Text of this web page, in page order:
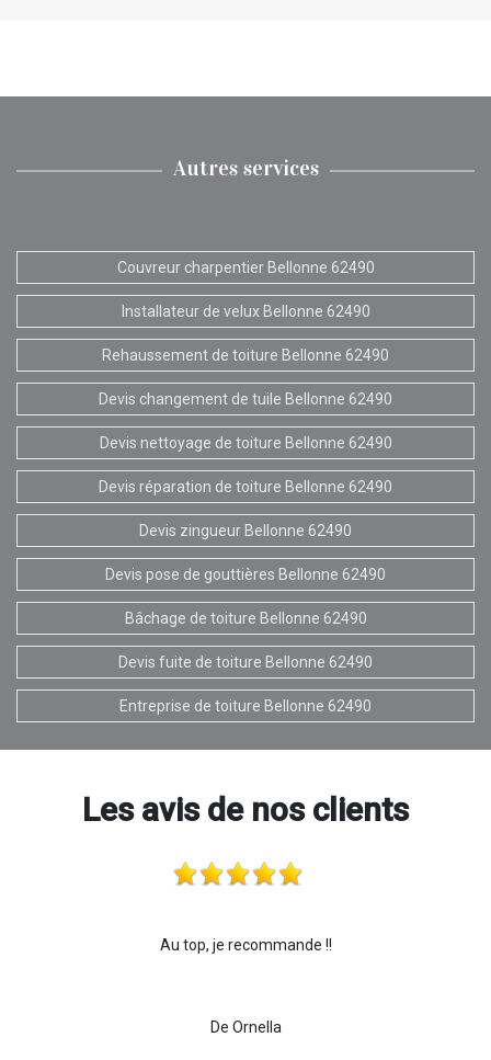
Autres services
Couvreur charpentier Bellonne 62490
Installateur de velux Bellonne 62490
Rehaussement de toiture Bellonne 62490
Devis changement de tuile Bellonne 62490
Devis nettoyage de toiture Bellonne 62490
Devis réparation de toiture Bellonne 62490
Devis zingueur Bellonne 62490
Devis pose de gouttières Bellonne 62490
Bâchage de toiture Bellonne 62490
Devis fuite de toiture Bellonne 62490
Entreprise de toiture Bellonne 62490
Les avis de nos clients
Au top, je recommande !!
De Ornella